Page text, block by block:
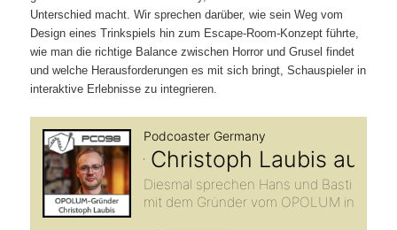
Unterschied macht. Wir sprechen darüber, wie sein Weg vom
Design eines Trinkspiels hin zum Escape‑Room‑Konzept führte,
wie man die richtige Balance zwischen Horror und Grusel findet
und welche Herausforderungen es mit sich bringt, Schauspieler in
interaktive Erlebnisse zu integrieren.